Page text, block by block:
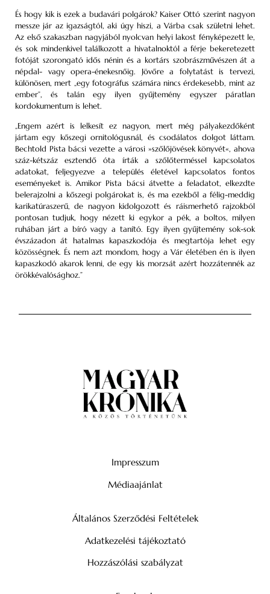
És hogy kik is ezek a budavári polgárok? Kaiser Ottó szerint nagyon
messze jár az igazságtól, aki úgy hiszi, a Várba csak születni lehet.
Az első szakaszban nagyjából nyolcvan helyi lakost fényképezett le,
és sok mindenkivel találkozott a hivatalnoktól a férje bekeretezett
fotóját szorongató idős nénin és a kortárs szobrászművészen át a
népdal- vagy opera-énekesnőig. Jövőre a folytatást is tervezi,
különösen, mert „egy fotográfus számára nincs érdekesebb, mint az
ember”, és talán egy ilyen gyűjtemény egyszer páratlan
kordokumentum is lehet.
„Engem azért is lelkesít ez nagyon, mert még pályakezdőként
jártam egy kőszegi ornitológusnál, és csodálatos dolgot láttam.
Bechtold Pista bácsi vezette a városi »szőlőjövések könyvét«, ahova
száz-kétszáz esztendő óta írták a szőlőterméssel kapcsolatos
adatokat, feljegyezve a település életével kapcsolatos fontos
eseményeket is. Amikor Pista bácsi átvette a feladatot, elkezdte
belerajzolni a kőszegi polgárokat is, és ma ezekből a félig-meddig
karikatúraszerű, de nagyon kidolgozott és ráismerhető rajzokból
pontosan tudjuk, hogy nézett ki egykor a pék, a boltos, milyen
ruhában járt a bíró vagy a tanító. Egy ilyen gyűjtemény sok-sok
évszázadon át hatalmas kapaszkodója és megtartója lehet egy
közösségnek. És nem azt mondom, hogy a Vár életében én is ilyen
kapaszkodó akarok lenni, de egy kis morzsát azért hozzátennék az
örökkévalósághoz.”
Impresszum
Médiaajánlat
Általános Szerződési Feltételek
Adatkezelési tájékoztató
Hozzászólási szabályzat